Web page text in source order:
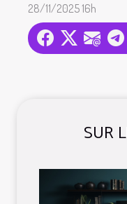
SUR
28/11/2025 16h